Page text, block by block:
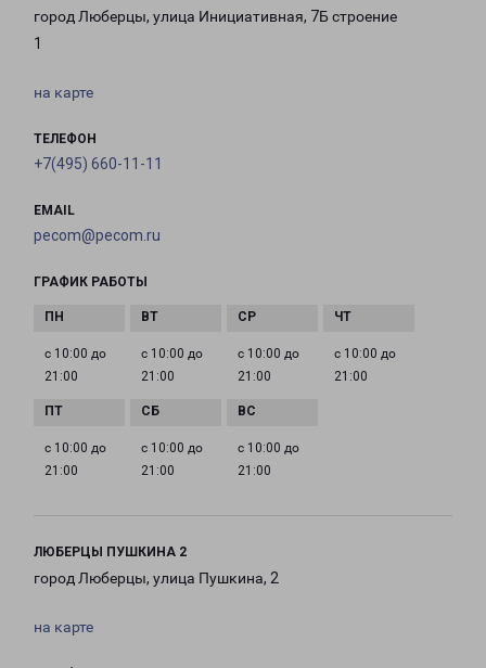
город Люберцы, улица Инициативная, 7Б строение
1
на карте
ТЕЛЕФОН
+7(495) 660-11-11
EMAIL
pecom@pecom.ru
ГРАФИК РАБОТЫ
с 10:00 до
21:00
с 10:00 до
21:00
с 10:00 до
21:00
с 10:00 до
21:00
с 10:00 до
21:00
с 10:00 до
21:00
с 10:00 до
21:00
ЛЮБЕРЦЫ ПУШКИНА 2
город Люберцы, улица Пушкина, 2
на карте